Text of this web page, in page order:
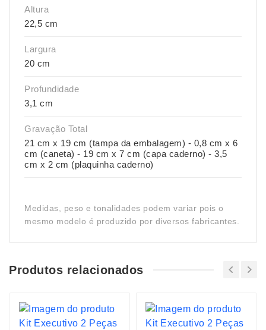
Altura
22,5 cm
Largura
20 cm
Profundidade
3,1 cm
Gravação Total
21 cm x 19 cm (tampa da embalagem) - 0,8 cm x 6
cm (caneta) - 19 cm x 7 cm (capa caderno) - 3,5
cm x 2 cm (plaquinha caderno)
Medidas, peso e tonalidades podem variar pois o
mesmo modelo é produzido por diversos fabricantes.
Produtos relacionados